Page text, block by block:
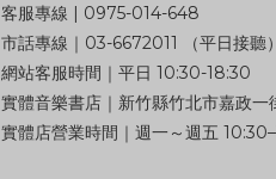
客服專線 | 0975-014-648
市話專線｜03-6672011 （平日接聽）
網站客服時間｜平日 10:30-18:30
實體音樂書店｜新竹縣竹北市嘉政一
實體店營業時間｜週一～週五